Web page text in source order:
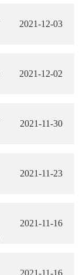
2021-12-03
2021-12-02
2021-11-30
2021-11-23
2021-11-16